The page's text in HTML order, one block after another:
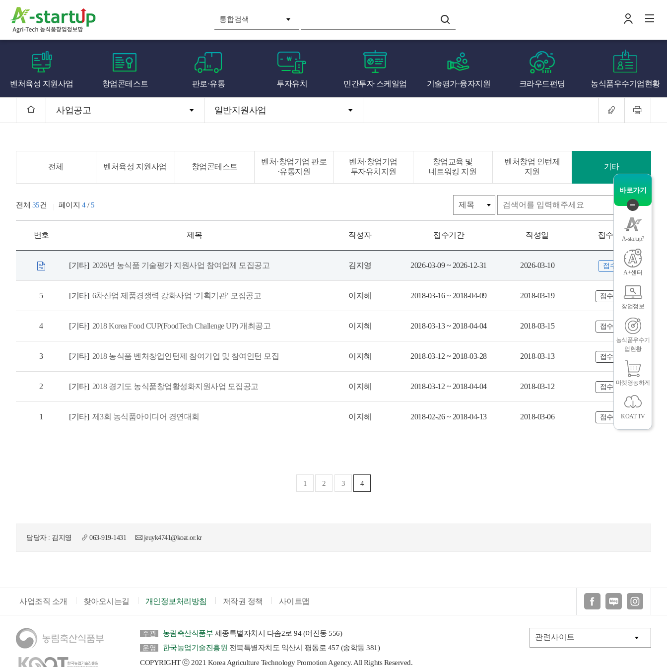
로
그
인
전
메
나의창업일지
벤처육성 지원사업 창업콘테스트 판로·유통 투자유치 민간투자 스케일업 기술평가·융자지원 크라우드펀딩 농식품우수기업현황
사업공고 일반지원사업
전체 벤처육성 지원사업 창업콘테스트
벤처·창업기업 판로
·유통지원
벤처·창업기업
투자유치지원
창업교육 및
네트워킹 지원
벤처창업 인턴제
지원
기타
전체 35건 페이지 4/5 검색
번호 제목 작성자 접수기간 작성일 접수상태
[기타] 2026년 농식품 기술평가 지원사업 참여업체 모집공고 김지영 2026-03-09 ~ 2026-12-31 2026-03-10 접수중
5 [기타] 6차산업 제품경쟁력 강화사업 ‘기획기관’ 모집공고 이지혜 2018-03-16 ~ 2018-04-09 2018-03-19 접수마감
4 [기타] 2018 Korea Food CUP(FoodTech Challenge UP) 개최공고 이지혜 2018-03-13 ~ 2018-04-04 2018-03-15 접수마감
3 [기타] 2018 농식품 벤처창업인턴제 참여기업 및 참여인턴 모집 이지혜 2018-03-12 ~ 2018-03-28 2018-03-13 접수마감
2 [기타] 2018 경기도 농식품창업활성화지원사업 모집공고 이지혜 2018-03-12 ~ 2018-04-04 2018-03-12 접수마감
1 [기타] 제3회 농식품아이디어 경연대회 이지혜 2018-02-26 ~ 2018-04-13 2018-03-06 접수마감
1 2 3 4
담당자 : 김지영 063-919-1431 jeuyk4741@koat.or.kr
사업조직 소개 찾아오시는길 개인정보처리방침 저작권 정책 사이트맵
주관 농림축산식품부 세종특별자치시 다솜2로 94 (어진동 556)
운영 한국농업기술진흥원 전북특별자치도 익산시 평동로 457 (송학동 381)
COPYRIGHT ⓒ 2021 Korea Agriculture Technology Promotion Agency. All Rights Reserved.
바로가기
퀵
메
뉴
닫
기
A-startup?
A+센터
창업정보
농식품우수기
업현황
마켓영농하게
KOAT TV